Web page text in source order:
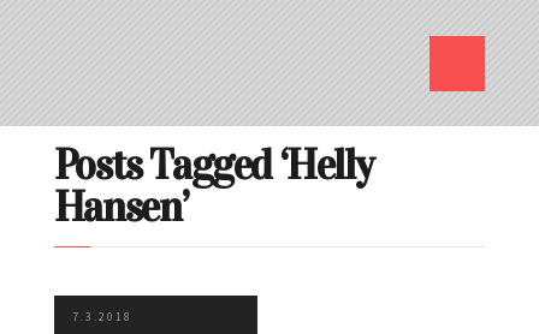
Posts Tagged ‘Helly
Hansen’
7.3.2018